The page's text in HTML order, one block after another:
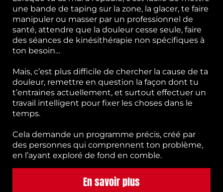
une bande de taping sur la zone, la glacer, te faire
manipuler ou masser par un professionnel de
santé, attendre que la douleur cesse seule, faire
des séances de kinésithérapie non spécifiques à
ton besoin…
Mais, c’est plus difficile de chercher la cause de ta
douleur, remettre en question la façon dont tu
t’entraines actuellement, et surtout effectuer un
travail intelligent pour fixer les choses dans le
temps.
Cela demande un programme précis, créé par
des personnes qui comprennent ton problème,
en l’ayant exploré de fond en comble.
En savoir plus